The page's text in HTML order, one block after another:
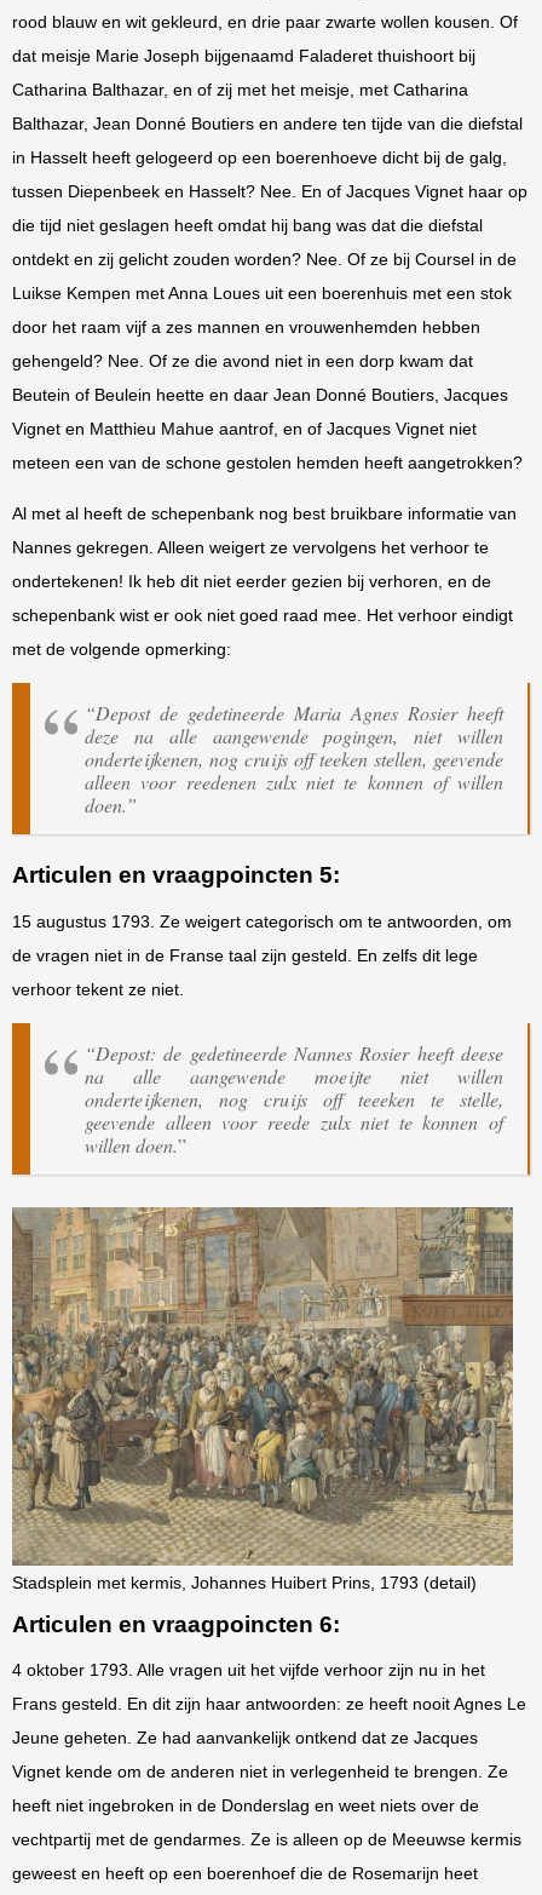
rood blauw en wit gekleurd, en drie paar zwarte wollen kousen. Of
dat meisje Marie Joseph bijgenaamd Faladeret thuishoort bij
Catharina Balthazar, en of zij met het meisje, met Catharina
Balthazar, Jean Donné Boutiers en andere ten tijde van die diefstal
in Hasselt heeft gelogeerd op een boerenhoeve dicht bij de galg,
tussen Diepenbeek en Hasselt? Nee. En of Jacques Vignet haar op
die tijd niet geslagen heeft omdat hij bang was dat die diefstal
ontdekt en zij gelicht zouden worden? Nee. Of ze bij Coursel in de
Luikse Kempen met Anna Loues uit een boerenhuis met een stok
door het raam vijf a zes mannen en vrouwenhemden hebben
gehengeld? Nee. Of ze die avond niet in een dorp kwam dat
Beutein of Beulein heette en daar Jean Donné Boutiers, Jacques
Vignet en Matthieu Mahue aantrof, en of Jacques Vignet niet
meteen een van de schone gestolen hemden heeft aangetrokken?
Al met al heeft de schepenbank nog best bruikbare informatie van
Nannes gekregen. Alleen weigert ze vervolgens het verhoor te
ondertekenen! Ik heb dit niet eerder gezien bij verhoren, en de
schepenbank wist er ook niet goed raad mee. Het verhoor eindigt
met de volgende opmerking:
“Depost de gedetineerde Maria Agnes Rosier heeft
deze na alle aangewende pogingen, niet willen
onderteijkenen, nog cruijs off teeken stellen, geevende
alleen voor reedenen zulx niet te konnen of willen
doen.”
Articulen en vraagpoincten 5:
15 augustus 1793. Ze weigert categorisch om te antwoorden, om
de vragen niet in de Franse taal zijn gesteld. En zelfs dit lege
verhoor tekent ze niet.
“Depost: de gedetineerde Nannes Rosier heeft deese
na alle aangewende moeijte niet willen
onderteijkenen, nog cruijs off teeeken te stelle,
geevende alleen voor reede zulx niet te konnen of
willen doen.”
Stadsplein met kermis, Johannes Huibert Prins, 1793 (detail)
Articulen en vraagpoincten 6:
4 oktober 1793. Alle vragen uit het vijfde verhoor zijn nu in het
Frans gesteld. En dit zijn haar antwoorden: ze heeft nooit Agnes Le
Jeune geheten. Ze had aanvankelijk ontkend dat ze Jacques
Vignet kende om de anderen niet in verlegenheid te brengen. Ze
heeft niet ingebroken in de Donderslag en weet niets over de
vechtpartij met de gendarmes. Ze is alleen op de Meeuwse kermis
geweest en heeft op een boerenhoef die de Rosemarijn heet